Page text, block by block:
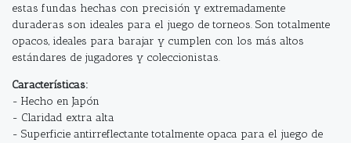
estas fundas hechas con precisión y extremadamente
duraderas son ideales para el juego de torneos. Son totalmente
opacos, ideales para barajar y cumplen con los más altos
estándares de jugadores y coleccionistas.
Características:
- Hecho en Japón
- Claridad extra alta
- Superficie antirreflectante totalmente opaca para el juego de